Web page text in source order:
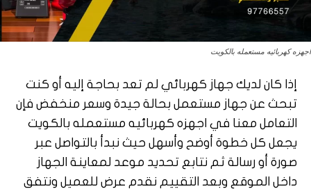
اجهزه كهربائيه مستعمله بالكويت
إذا كان لديك جهاز كهربائي لم تعد بحاجة إليه أو كنت
تبحث عن جهاز مستعمل بحالة جيدة وسعر منخفض فإن
التعامل معنا في اجهزه كهربائيه مستعمله بالكويت
يجعل كل خطوة أوضح وأسهل حيث نبدأ بالتواصل عبر
صورة أو رسالة ثم نتابع تحديد موعد لمعاينة الجهاز
داخل الموقع وبعد التقييم نقدم عرض للعميل ونتفق